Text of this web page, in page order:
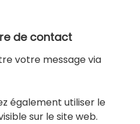
de contact
votre message via
également utiliser le
sur le site web.